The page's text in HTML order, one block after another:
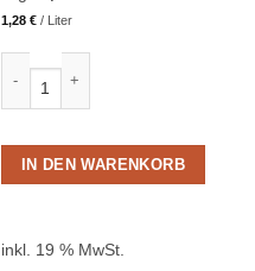
1,28 €/ Liter
IN DEN WARENKORB
inkl. 19 % MwSt.